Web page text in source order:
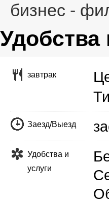
бизнес -
Удобства
завтрак
Заезд/Выезд
Удобства и
услуги